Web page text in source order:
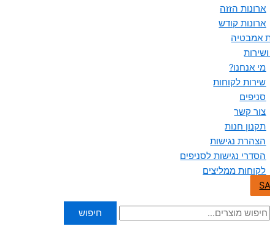
ארונות הזזה
ארונות קודש
אמבטיה
ושירות
מי אנחנו?
שירות לקוחות
סניפים
צור קשר
תקנון חנות
הצהרת נגישות
הסדרי נגישות לסניפים
לקוחות ממליצים
חיפוש